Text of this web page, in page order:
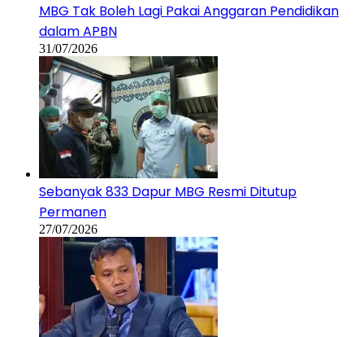
MBG Tak Boleh Lagi Pakai Anggaran Pendidikan
dalam APBN
31/07/2026
Sebanyak 833 Dapur MBG Resmi Ditutup
Permanen
27/07/2026